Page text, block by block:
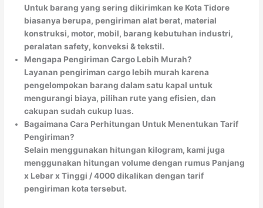
Untuk barang yang sering dikirimkan ke Kota Tidore
biasanya berupa, pengiriman alat berat, material
konstruksi, motor, mobil, barang kebutuhan industri,
peralatan safety, konveksi & tekstil.
Mengapa Pengiriman Cargo Lebih Murah?
Layanan pengiriman cargo lebih murah karena
pengelompokan barang dalam satu kapal untuk
mengurangi biaya, pilihan rute yang efisien, dan
cakupan sudah cukup luas.
Bagaimana Cara Perhitungan Untuk Menentukan Tarif
Pengiriman?
Selain menggunakan hitungan kilogram, kami juga
menggunakan hitungan volume dengan rumus Panjang
x Lebar x Tinggi / 4000 dikalikan dengan tarif
pengiriman kota tersebut.